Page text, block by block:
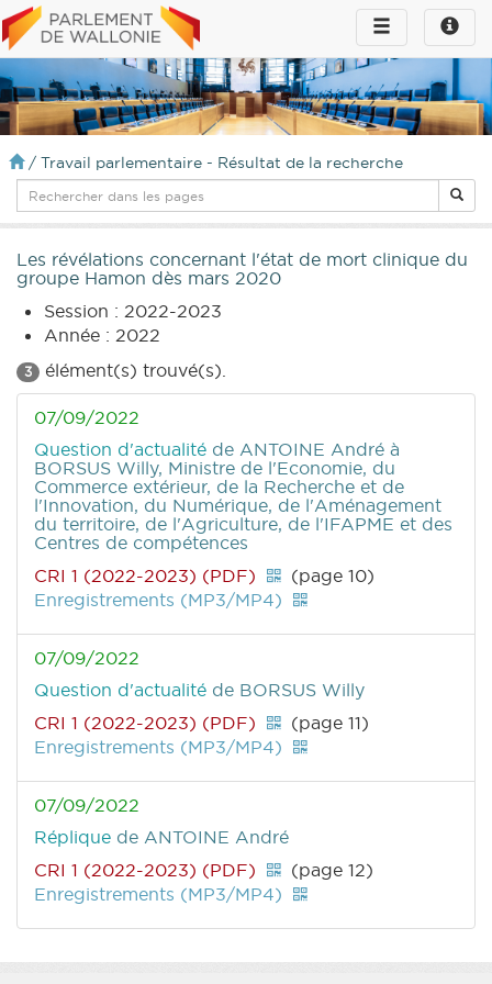
Toggle
infos
Toggle
navigation
/ Travail parlementaire - Résultat de la recherche
Les révélations concernant l'état de mort clinique du
groupe Hamon dès mars 2020
Session : 2022-2023
Année : 2022
3 élément(s) trouvé(s).
07/09/2022
Question d'actualité de ANTOINE André à
BORSUS Willy, Ministre de l'Economie, du
Commerce extérieur, de la Recherche et de
l'Innovation, du Numérique, de l'Aménagement
du territoire, de l'Agriculture, de l'IFAPME et des
Centres de compétences
CRI 1 (2022-2023) (PDF)
(page 10)
Enregistrements (MP3/MP4)
07/09/2022
Question d'actualité de BORSUS Willy
CRI 1 (2022-2023) (PDF)
(page 11)
Enregistrements (MP3/MP4)
07/09/2022
Réplique de ANTOINE André
CRI 1 (2022-2023) (PDF)
(page 12)
Enregistrements (MP3/MP4)